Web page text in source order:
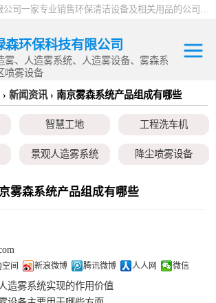
河南绿森环保科技有限公司一家专业销售环保清洁设备及相关用品的公司，产品包括：音乐喷泉、雾森系统、人造雾设备、景观人造雾、人造雾系统、小区喷雾设备、高压喷雾降尘设备、料仓喷雾除尘系统、喷雾降温加湿设备、郑州喷雾消毒设备，等八大系列上百个品种。
森环保科技有限公司
雾、人造雾系统、人造雾设备、雾森系
喷雾设备
› 新闻资讯› 南京雾森系统产品组成有哪些
智慧工地 工程洗车机
景观人造雾系统 降尘喷雾设备
高空除尘雾桩 广场音乐喷泉
雾森系统产品组成有哪些
空间 新浪微博 腾讯微博 人人网 微信
造雾系统实现的作用价值